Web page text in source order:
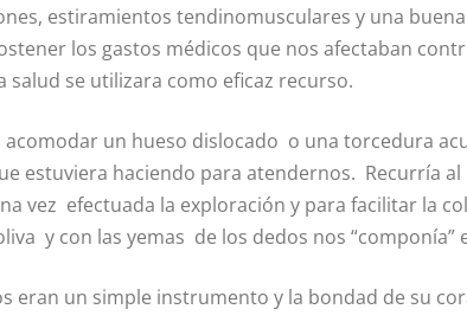
estiramientos tendinomusculares y una
los gastos médicos que nos afectaban
se utilizara como eficaz recurso.
acomodar un hueso dislocado o una torcedura
estuviera haciendo para atendernos. Recurría al
vez efectuada la exploración y para facilitar la
y con las yemas de los dedos nos “componía”
eran un simple instrumento y la bondad de su